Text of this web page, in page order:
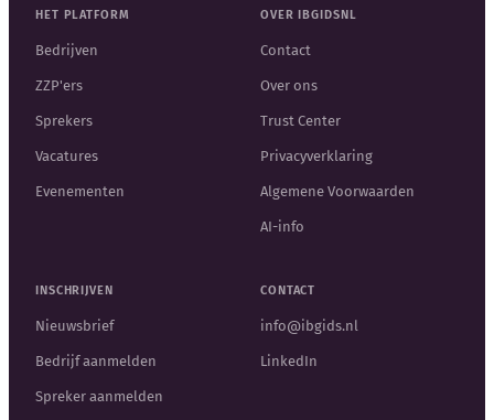
HET PLATFORM
Bedrijven
ZZP'ers
Sprekers
Vacatures
Evenementen
OVER IBGIDSNL
Contact
Over ons
Trust Center
Privacyverklaring
Algemene Voorwaarden
AI-info
INSCHRIJVEN
Nieuwsbrief
Bedrijf aanmelden
Spreker aanmelden
CONTACT
info@ibgids.nl
LinkedIn